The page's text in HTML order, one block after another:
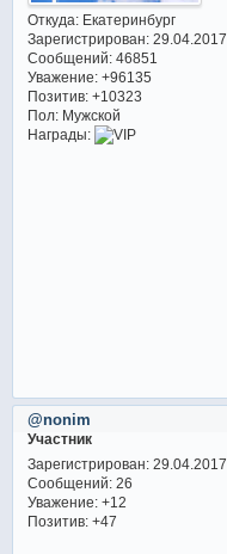
Откуда:Екатеринбург
Зарегистрирован: 29.04.2017
Сообщений:46851
Уважение: +96135
Позитив: +10323
Пол:Мужской
Награды:
@nonim
Участник
Зарегистрирован: 29.04.2017
Сообщений:26
Уважение: +12
Позитив: +47